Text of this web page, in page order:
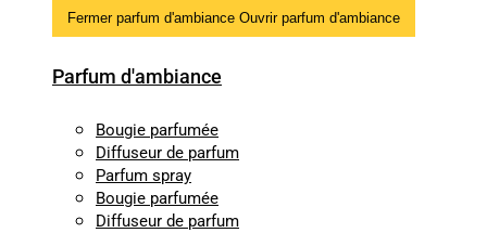
Fermer parfum d'ambiance Ouvrir parfum d'ambiance
Parfum d'ambiance
Bougie parfumée
Diffuseur de parfum
Parfum spray
Bougie parfumée
Diffuseur de parfum